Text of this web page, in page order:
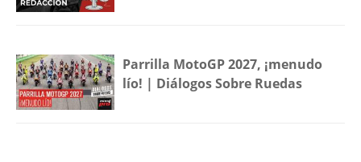
Parrilla MotoGP 2027, ¡menudo
lío! | Diálogos Sobre Ruedas